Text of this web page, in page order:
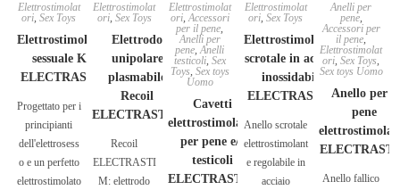
Elettrostimolat
ori,Sex Toys
Elettrostimolatore
sessuale KIX
ELECTRASTIM
Progettato per i
principianti
dell'elettrosess
o e un perfetto
elettrostimolato
Elettrostimolat
ori, Sex Toys
Elettrodo
unipolare
plasmabile
Recoil
ELECTRASTIM
Recoil
ELECTRASTI
M: elettrodo
Elettrostimolat
ori,Accessori
per il pene,
Anelli per
pene,Anelli
testicoli, Sex
Toys, Sex toys
Uomo
Cavetti
elettrostimolanti
per pene e/o
testicoli
ELECTRASTIM
Elettrostimolat
ori,Sex Toys
Elettrostimolatore
scrotale in acciaio
inossidabile
ELECTRASTIM
Anello scrotale
elettrostimolant
e regolabile in
acciaio
Anelli per
pene,
Accessori per
il pene,
Elettrostimolat
ori,Sex Toys,
Sex toys Uomo
Anello per il
pene
Anello fallico